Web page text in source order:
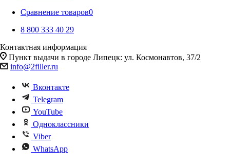
Сравнение товаров0
8 800 333 40 29
Контактная информация
Пункт выдачи в городе Липецк: ул. Космонавтов, 37/2
info@2filler.ru
Вконтакте
Telegram
YouTube
Одноклассники
Viber
WhatsApp